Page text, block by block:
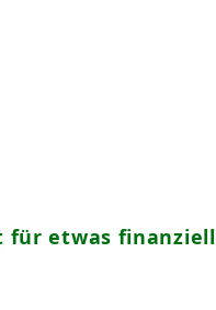
für etwas